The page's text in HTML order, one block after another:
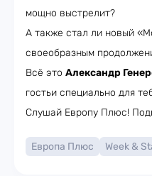
мощно выстрелит?
А также стал ли новый
своеобразным
Всё это Александр
гостьи специально для
Слушай Европу Плюс!
Европа Плюс Week &